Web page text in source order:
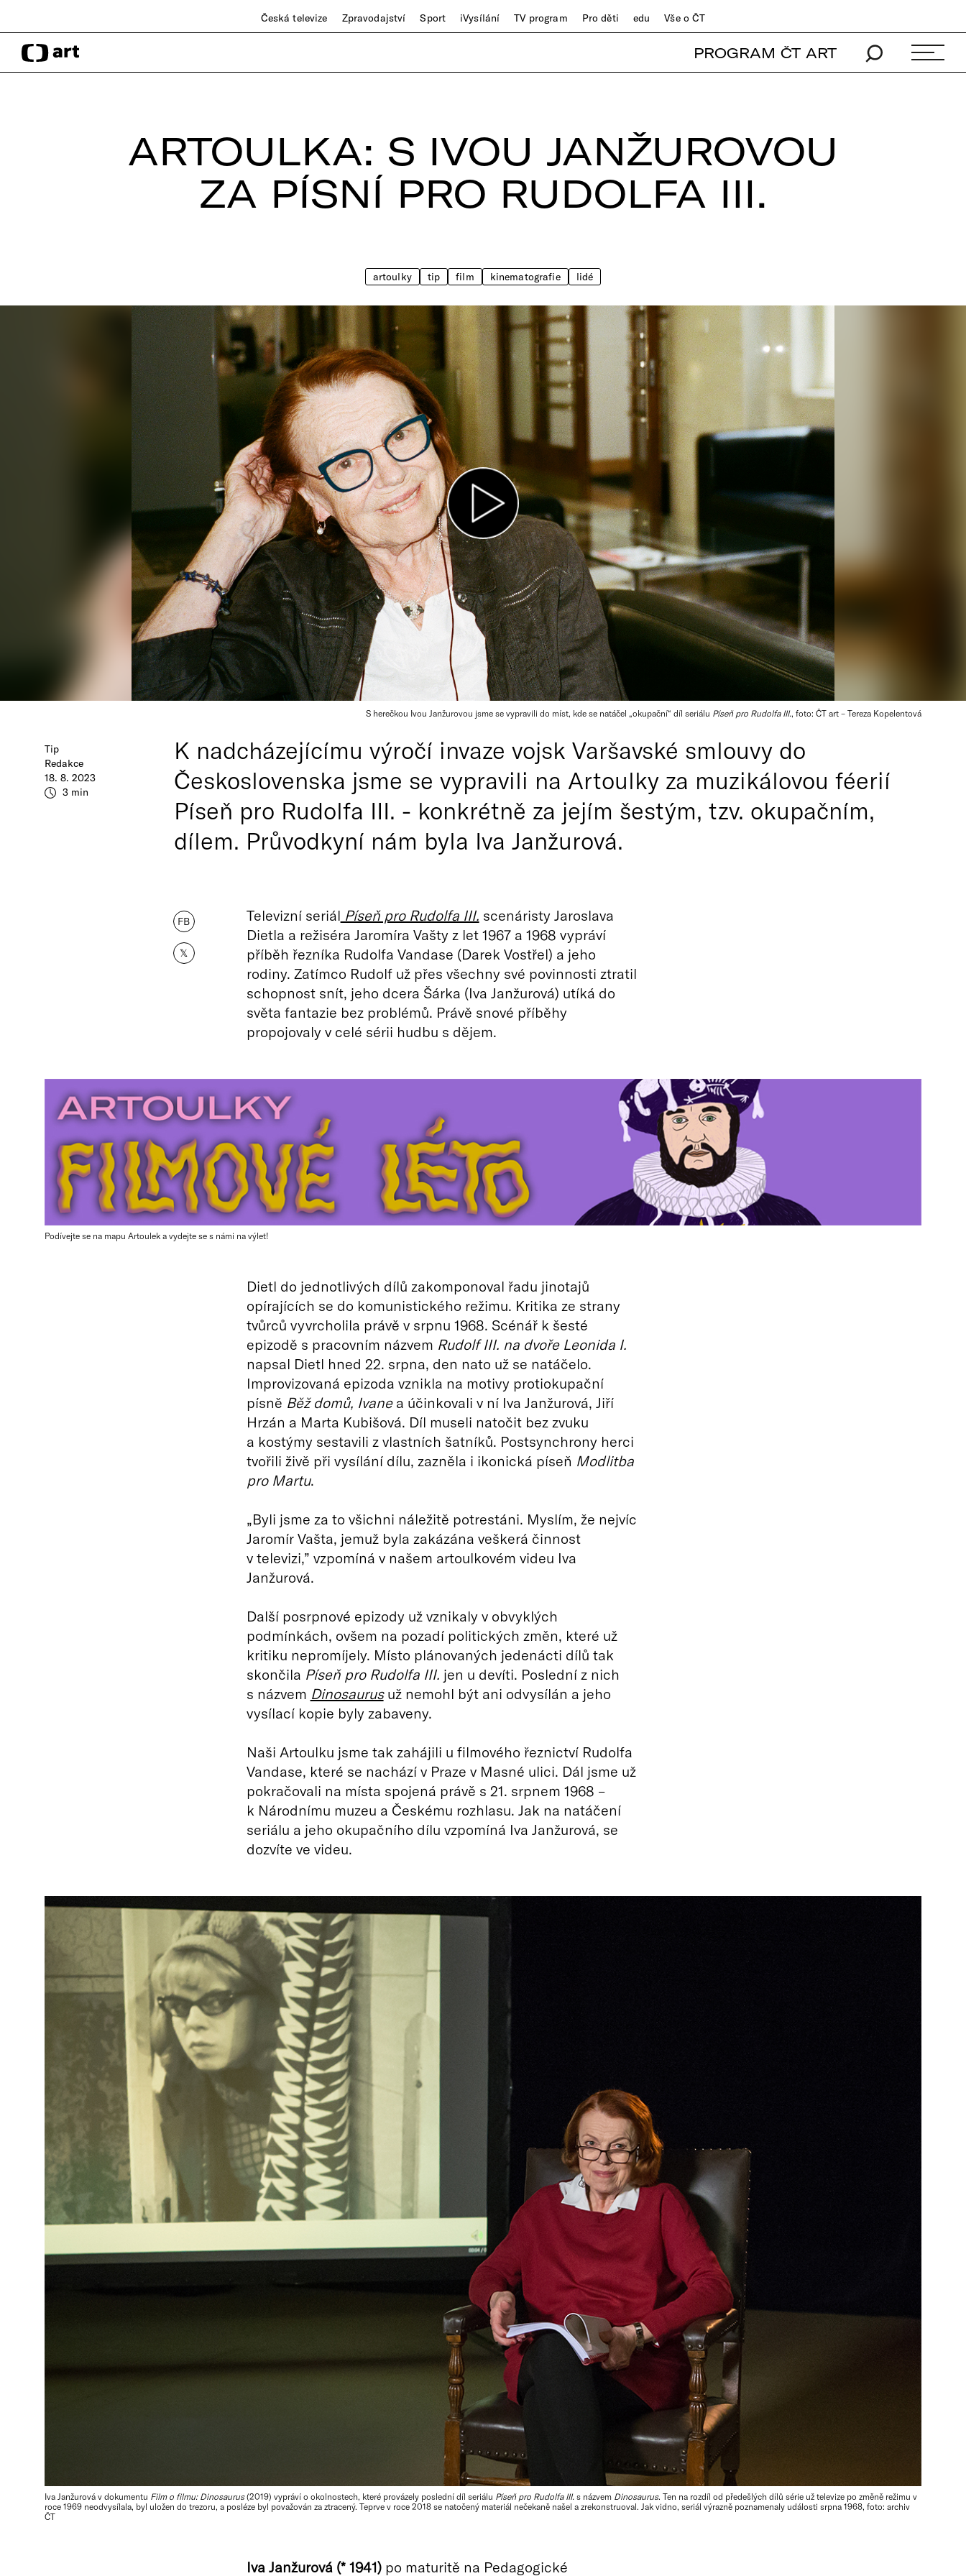
Česká televize Zpravodajství Sport iVysílání TV program Pro děti edu Vše o ČT
PROGRAM ČT ART
ARTOULKA: S IVOU JANŽUROVOU
ZA PÍSNÍ PRO RUDOLFA III.
artoulky tip film kinematografie lidé
S herečkou Ivou Janžurovou jsme se vypravili do míst, kde se natáčel „okupační“ díl seriálu Píseň pro Rudolfa III., foto: ČT art – Tereza Kopelentová
Tip
Redakce
18. 8. 2023
3 min
K nadcházejícímu výročí invaze vojsk Varšavské smlouvy do
Československa jsme se vypravili na Artoulky za muzikálovou féerií
Píseň pro Rudolfa III. - konkrétně za jejím šestým, tzv. okupačním,
dílem. Průvodkyní nám byla Iva Janžurová.
FB
𝕏
Televizní seriál Píseň pro Rudolfa III. scenáristy Jaroslava
Dietla a režiséra Jaromíra Vašty z let 1967 a 1968 vypráví
příběh řezníka Rudolfa Vandase (Darek Vostřel) a jeho
rodiny. Zatímco Rudolf už přes všechny své povinnosti ztratil
schopnost snít, jeho dcera Šárka (Iva Janžurová) utíká do
světa fantazie bez problémů. Právě snové příběhy
propojovaly v celé sérii hudbu s dějem.
Podívejte se na mapu Artoulek a vydejte se s námi na výlet!
Dietl do jednotlivých dílů zakomponoval řadu jinotajů
opírajících se do komunistického režimu. Kritika ze strany
tvůrců vyvrcholila právě v srpnu 1968. Scénář k šesté
epizodě s pracovním názvem Rudolf III. na dvoře Leonida I.
napsal Dietl hned 22. srpna, den nato už se natáčelo.
Improvizovaná epizoda vznikla na motivy protiokupační
písně Běž domů, Ivanea účinkovali v ní Iva Janžurová, Jiří
Hrzán a Marta Kubišová. Díl museli natočit bez zvuku
a kostýmy sestavili z vlastních šatníků. Postsynchrony herci
tvořili živě při vysílání dílu, zazněla i ikonická píseň Modlitba
pro Martu.
„Byli jsme za to všichni náležitě potrestáni. Myslím, že nejvíc
Jaromír Vašta, jemuž byla zakázána veškerá činnost
v televizi,” vzpomíná v našem artoulkovém videu Iva
Janžurová.
Další posrpnové epizody už vznikaly v obvyklých
podmínkách, ovšem na pozadí politických změn, které už
kritiku nepromíjely. Místo plánovaných jedenácti dílů tak
skončila Píseň pro Rudolfa III. jen u devíti. Poslední z nich
s názvem Dinosaurusuž nemohl být ani odvysílán a jeho
vysílací kopie byly zabaveny.
Naši Artoulku jsme tak zahájili u filmového řeznictví Rudolfa
Vandase, které se nachází v Praze v Masné ulici. Dál jsme už
pokračovali na místa spojená právě s 21. srpnem 1968 –
k Národnímu muzeu a Českému rozhlasu. Jak na natáčení
seriálu a jeho okupačního dílu vzpomíná Iva Janžurová, se
dozvíte ve videu.
Iva Janžurová v dokumentu Film o filmu: Dinosaurus(2019) vypráví o okolnostech, které provázely poslední díl seriálu Píseň pro Rudolfa III. s názvem Dinosaurus. Ten na rozdíl od předešlých dílů série už televize po změně režimu v
roce 1969 neodvysílala, byl uložen do trezoru, a posléze byl považován za ztracený. Teprve v roce 2018 se natočený materiál nečekaně našel a zrekonstruoval. Jak vidno, seriál výrazně poznamenaly události srpna 1968, foto: archiv
ČT
Iva Janžurová (* 1941)po maturitě na Pedagogické